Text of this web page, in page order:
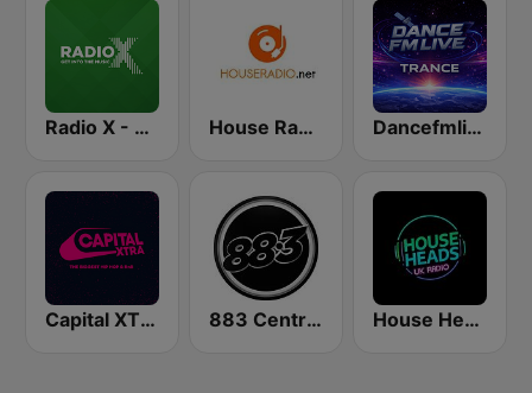
Radio X - London House Radio Dancefmlive Trance
Capital XTRA 883 Centreforce radio House Heads UK